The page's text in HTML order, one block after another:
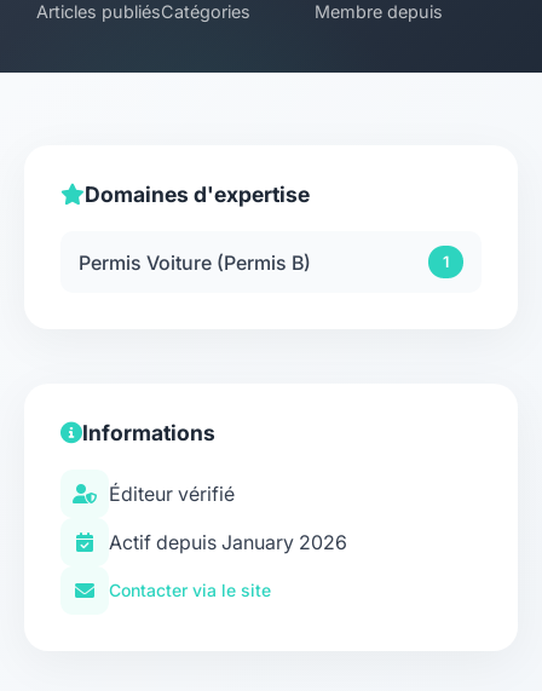
Articles publiésCatégories Membre depuis
Domaines d'expertise
Permis Voiture (Permis B) 1
Informations
Éditeur vérifié
Actif depuis January 2026
Contacter via le site